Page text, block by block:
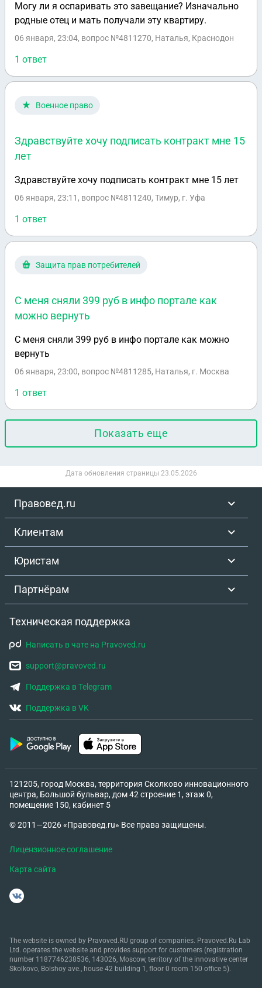
Могу ли я оспаривать это завещание? Изначально
родные отец и мать получали эту квартиру.
06 января, 23:04, вопрос №4811270, Наталья, Краснодон
1 ответ
Военное право
Здравствуйте хочу подписать контракт мне 15
лет
Здравствуйте хочу подписать контракт мне 15 лет
06 января, 23:11 , вопрос №4811240, Тимур, г. Уфа
1 ответ
Защита прав потребителей
С меня сняли 399 руб в инфо портале как
можно вернуть
С меня сняли 399 руб в инфо портале как можно
вернуть
06 января, 23:00, вопрос №4811285, Наталья, г. Москва
1 ответ
Показать еще
Дата обновления страницы 23.05.2026
Правовед.ru
Клиентам
Юристам
Партнёрам
Техническая поддержка
Написать в чате на Pravoved.ru
support@pravoved.ru
Поддержка в Telegram
Поддержка в VK
121205, город Москва, территория Сколково инновационного
центра, Большой бульвар, дом 42 строение 1, этаж 0,
помещение 150, кабинет 5
© 2011—2026 «Правовед.ru» Все права защищены.
Лицензионное соглашение
Карта сайта
The website is owned by Pravoved.RU group of companies. Pravoved.Ru Lab
Ltd. operates the website and provides support for customers (registration
number 1187746238536, 143026, Moscow, territory of the innovative center
Skolkovo, Bolshoy ave., house 42 building 1, floor 0 room 150 office 5).